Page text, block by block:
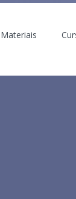
Materiais